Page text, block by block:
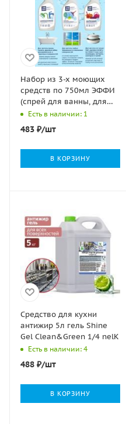
Набор из 3-х моющих
средств по 750мл ЭФФИ
(спрей для ванны, для
стекол и зеркал,
антижир) 1/5
Есть в наличии: 1
483 ₽/шт
В КОРЗИНУ
Средство для кухни
антижир 5л гель Shine
Gel Clean&Green 1/4 nelK
Есть в наличии: 4
488 ₽/шт
В КОРЗИНУ